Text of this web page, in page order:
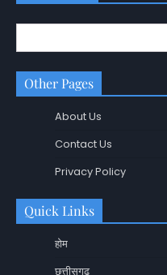
Other Pages
About Us
Contact Us
Privacy Policy
Quick Links
होम
छत्तीसगढ़